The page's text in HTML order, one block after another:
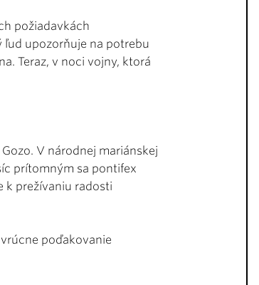
požiadavkách
upozorňuje na potrebu
Teraz, v noci vojny, ktorá
V národnej mariánskej
prítomným sa pontifex
k prežívaniu radosti
poďakovanie